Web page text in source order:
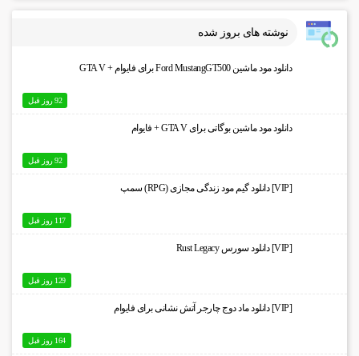
نوشته های بروز شده
دانلود مود ماشین Ford MustangGT500 برای فایوام + GTA V
92 روز قبل
دانلود مود ماشین بوگاتی برای GTA V + فایوام
92 روز قبل
[VIP] دانلود گیم مود زندگی مجازی (RPG) سمپ
117 روز قبل
[VIP] دانلود سورس Rust Legacy
129 روز قبل
[VIP] دانلود ماد دوج چارجر آتش نشانی برای فایوام
164 روز قبل